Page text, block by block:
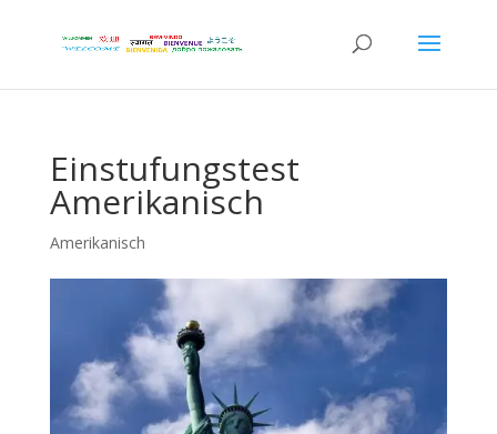
Einstufungstest
Amerikanisch
Amerikanisch